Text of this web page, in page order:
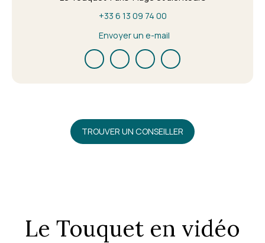
+33 6 13 09 74 00
Envoyer un e-mail
TROUVER UN CONSEILLER
Le Touquet en vidéo